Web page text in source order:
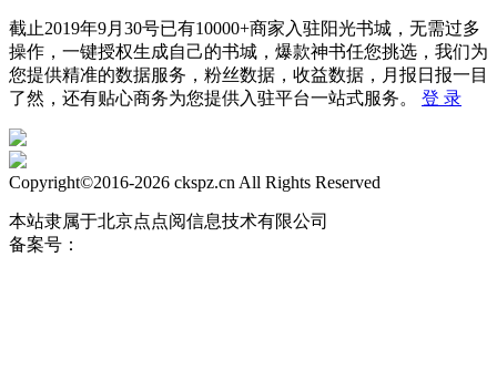
截止2019年9月30号已有10000+商家入驻阳光书城，无需过多
操作，一键授权生成自己的书城，爆款神书任您挑选，我们为
您提供精准的数据服务，粉丝数据，收益数据，月报日报一目
了然，还有贴心商务为您提供入驻平台一站式服务。 登 录
Copyright©2016-2026 ckspz.cn All Rights Reserved
本站隶属于北京点点阅信息技术有限公司
备案号：